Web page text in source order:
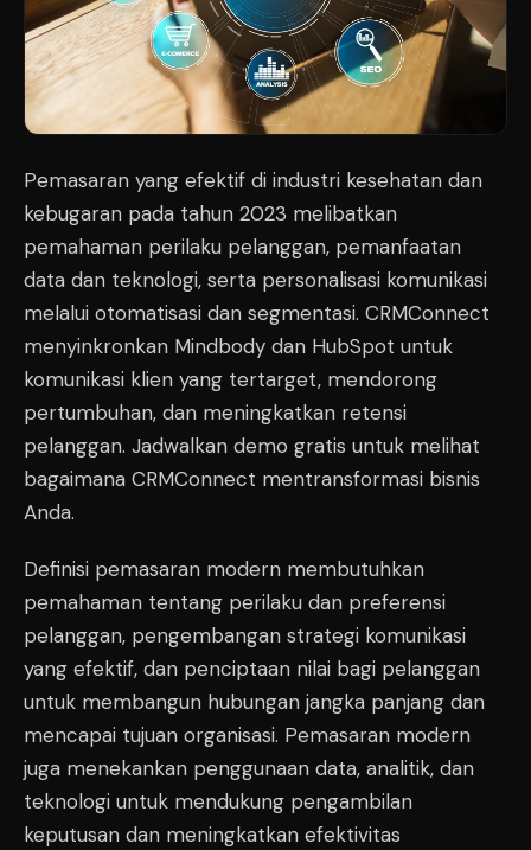
Pemasaran yang efektif di industri kesehatan dan
kebugaran pada tahun 2023 melibatkan
pemahaman perilaku pelanggan, pemanfaatan
data dan teknologi, serta personalisasi komunikasi
melalui otomatisasi dan segmentasi. CRMConnect
menyinkronkan Mindbody dan HubSpot untuk
komunikasi klien yang tertarget, mendorong
pertumbuhan, dan meningkatkan retensi
pelanggan. Jadwalkan demo gratis untuk melihat
bagaimana CRMConnect mentransformasi bisnis
Anda.
Definisi pemasaran modern membutuhkan
pemahaman tentang perilaku dan preferensi
pelanggan, pengembangan strategi komunikasi
yang efektif, dan penciptaan nilai bagi pelanggan
untuk membangun hubungan jangka panjang dan
mencapai tujuan organisasi. Pemasaran modern
juga menekankan penggunaan data, analitik, dan
teknologi untuk mendukung pengambilan
keputusan dan meningkatkan efektivitas